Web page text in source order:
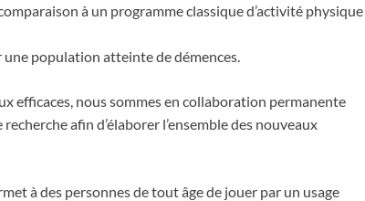
à un programme classique d’activité physique
population atteinte de démences.
efficaces, nous sommes en collaboration permanente
afin d’élaborer l’ensemble des nouveaux
à des personnes de tout âge de jouer par un usage